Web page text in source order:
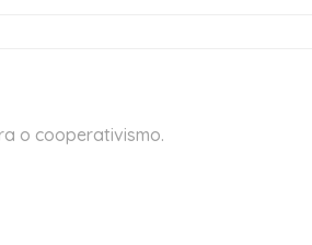
o cooperativismo.